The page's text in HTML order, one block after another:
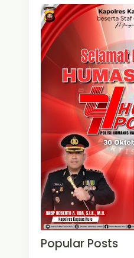
Popular Posts